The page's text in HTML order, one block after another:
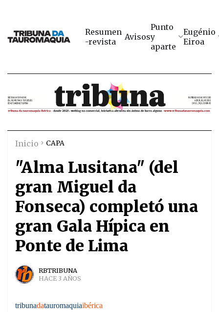
Resumen
-revista
Avisos
Punto
y
aparte
Eugénio
Eiroa
Inicio CAPA
"Alma Lusitana" (del
gran Miguel da
Fonseca) completó una
gran Gala Hípica en
Ponte de Lima
RBTRIBUNA
HACE 3 AÑOS
tribunadatauromaquiaibérica